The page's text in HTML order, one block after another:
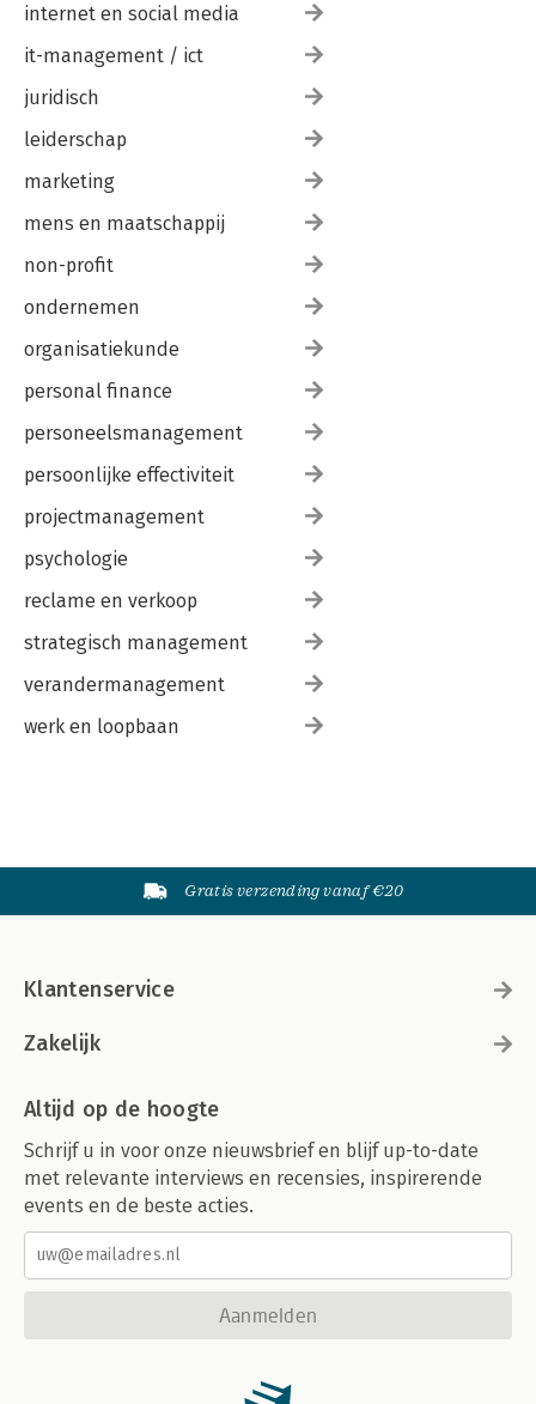
internet en social media
it-management / ict
juridisch
leiderschap
marketing
mens en maatschappij
non-profit
ondernemen
organisatiekunde
personal finance
personeelsmanagement
persoonlijke effectiviteit
projectmanagement
psychologie
reclame en verkoop
strategisch management
verandermanagement
werk en loopbaan
Gratis verzending vanaf €20
Klantenservice
Zakelijk
Altijd op de hoogte
Schrijf u in voor onze nieuwsbrief en blijf up-to-date
met relevante interviews en recensies, inspirerende
events en de beste acties.
Aanmelden